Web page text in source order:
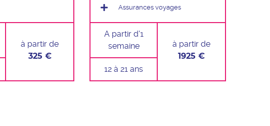
à partir de
325 €
Assurances voyages
A partir d'1
semaine
12 à 21 ans
à partir de
1925 €